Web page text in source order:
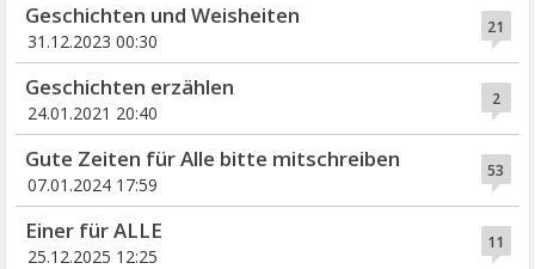
21
Geschichten und Weisheiten
31.12.2023 00:30
2
Geschichten erzählen
24.01.2021 20:40
53
Gute Zeiten für Alle bitte mitschreiben
07.01.2024 17:59
11
Einer für ALLE
25.12.2025 12:25